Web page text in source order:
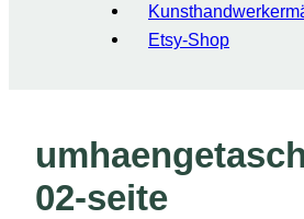
Etsy-Shop
02-seite